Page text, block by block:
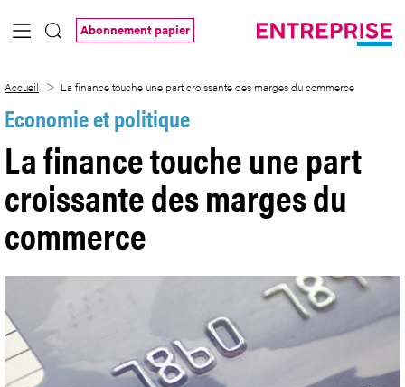
Saut au contenu principal
Abonnement papier
Accueil La finance touche une part croissante des marges du commerce
Economie et politique
La finance touche une part
croissante des marges du
commerce